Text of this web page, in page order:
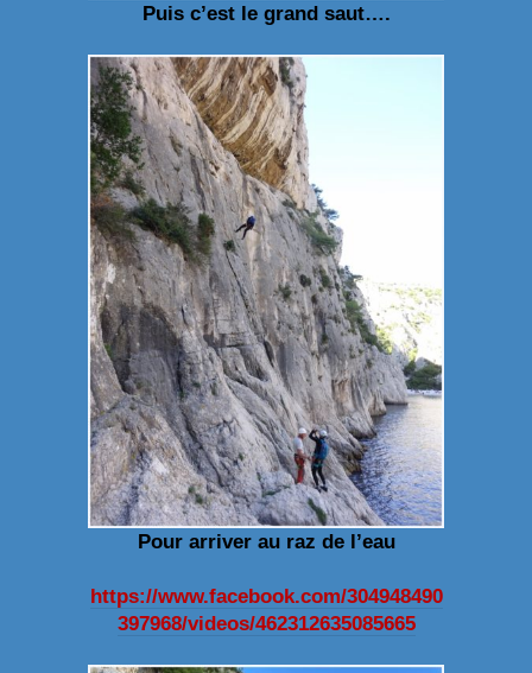
Puis c’est le grand saut….
Pour arriver au raz de l’eau
https://www.facebook.com/304948490
397968/videos/462312635085665